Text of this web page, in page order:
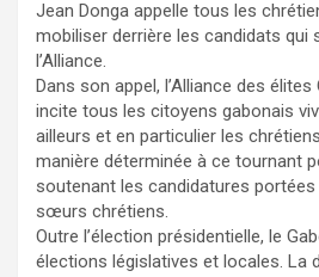
Jean Donga appelle tous les
mobiliser derrière les candidats qui
l’Alliance.
Dans son appel, l’Alliance des
incite tous les citoyens gabonais
ailleurs et en particulier les
manière déterminée à ce tournant
soutenant les candidatures
sœurs chrétiens.
Outre l’élection présidentielle, le
élections législatives et locales. La